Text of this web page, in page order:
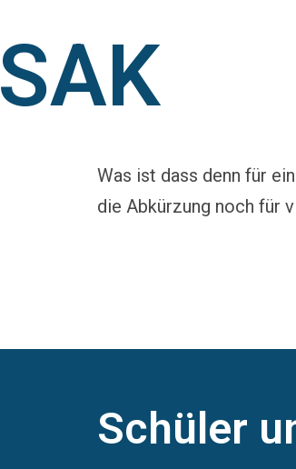
SAK
Was ist dass denn für
die Abkürzung noch für
Schüler